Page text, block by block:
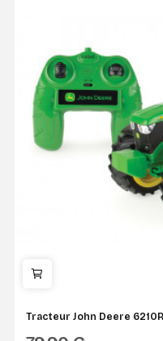
Tracteur John Deere